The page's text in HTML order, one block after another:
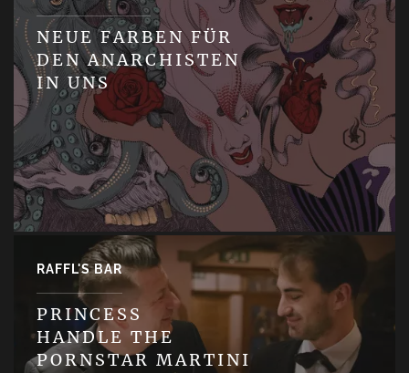
NEUE FARBEN FÜR
DEN ANARCHISTEN
IN UNS
RAFFL'S BAR
PRINCESS
HANDLE THE
PORNSTAR MARTINI